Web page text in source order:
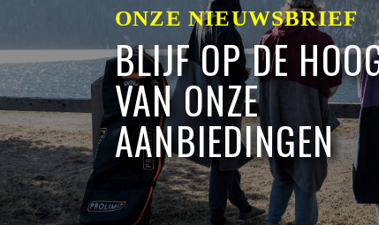
ONZE NIEUWSBRIEF
BLIJF OP DE
VAN ONZE
AANBIEDINGEN